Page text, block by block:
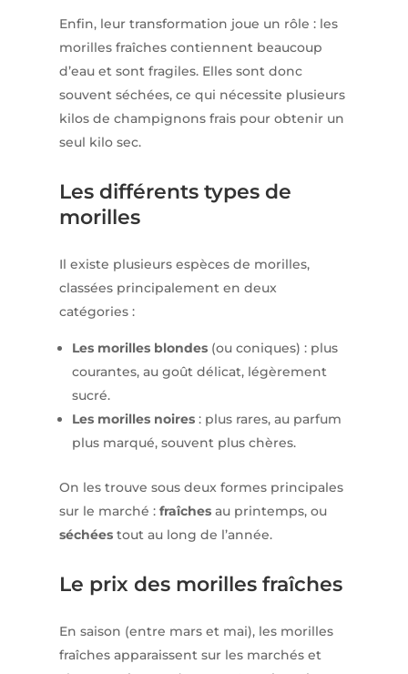
Enfin, leur transformation joue un rôle : les
morilles fraîches contiennent beaucoup
d’eau et sont fragiles. Elles sont donc
souvent séchées, ce qui nécessite plusieurs
kilos de champignons frais pour obtenir un
seul kilo sec.
Les différents types de
morilles
Il existe plusieurs espèces de morilles,
classées principalement en deux
catégories :
Les morilles blondes(ou coniques) : plus
courantes, au goût délicat, légèrement
sucré.
Les morilles noires: plus rares, au parfum
plus marqué, souvent plus chères.
On les trouve sous deux formes principales
sur le marché : fraîchesau printemps, ou
séchéestout au long de l’année.
Le prix des morilles fraîches
En saison (entre mars et mai), les morilles
fraîches apparaissent sur les marchés et